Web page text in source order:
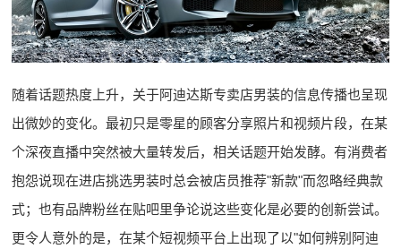
随着话题热度上升，关于阿迪达斯专卖店男装的信息传播也呈现
出微妙的变化。最初只是零星的顾客分享照片和视频片段，在某
个深夜直播中突然被大量转发后，相关话题开始发酵。有消费者
抱怨说现在进店挑选男装时总会被店员推荐"新款"而忽略经典款
式；也有品牌粉丝在贴吧里争论说这些变化是必要的创新尝试。
更令人意外的是，在某个短视频平台上出现了以"如何辨别阿迪